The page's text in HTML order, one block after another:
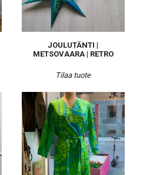
JOULUTÄNTI |
METSOVAARA | RETRO
Tilaa tuote